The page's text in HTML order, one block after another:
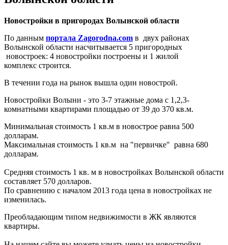
Новостройки в пригородах Волынской области
По данным портала Zagorodna.com в двух районах
Волынской области насчитывается 5 пригородных
новостроек: 4 новостройки построены и 1 жилой
комплекс строится.
В течении года на рынок вышла один новострой.
Новостройки Волыни - это 3-7 этажные дома с 1,2,3-
комнатными квартирами площадью от 39 до 370 кв.м.
Минимальная стоимость 1 кв.м в новострое равна 500
долларам.
Максимальная стоимость 1 кв.м на "первичке" равна 680
долларам.
Средняя стоимость 1 кв. м в новостройках Волынской области
составляет 570 долларов.
По сравнению с началом 2013 года цена в новостройках не
изменилась.
Преобладающим типом недвижимости в ЖК являются
квартиры.